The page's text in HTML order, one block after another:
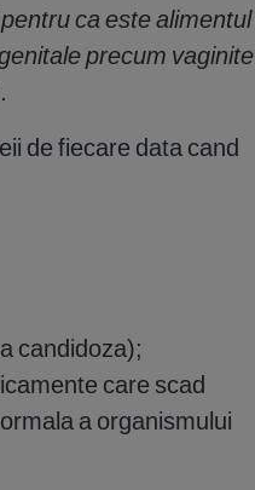
ca este alimentul
precum vaginite
de fiecare data cand
candidoza);
care scad
a organismului